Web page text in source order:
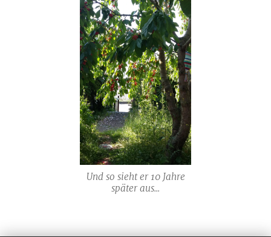
Und so sieht er 10 Jahre
später aus...